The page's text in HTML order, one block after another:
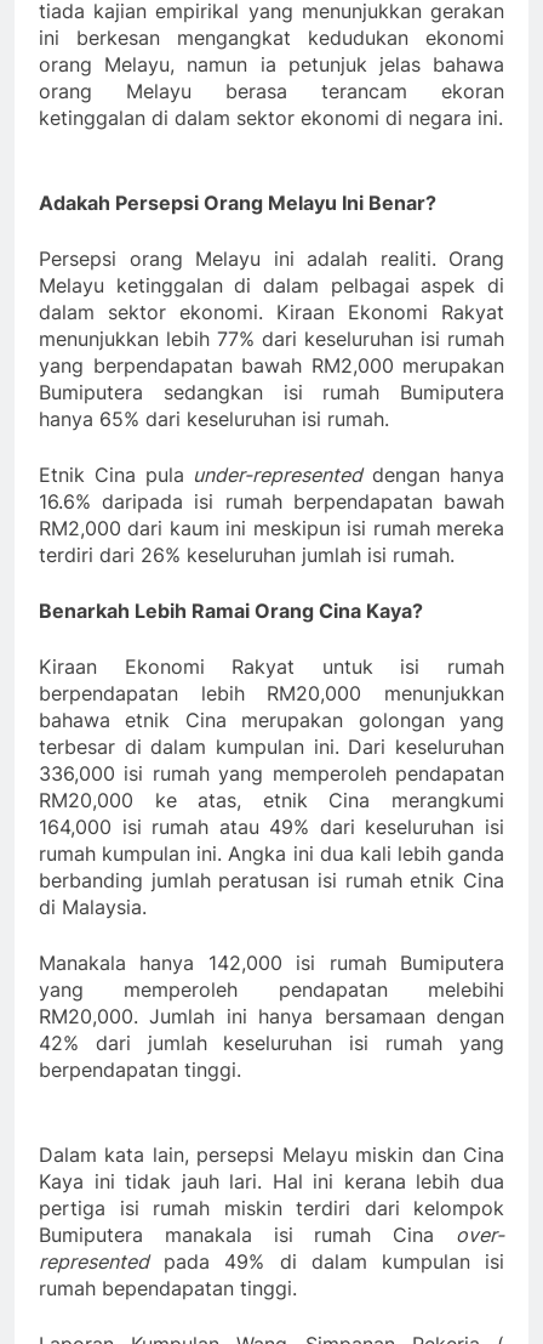
tiada kajian empirikal yang menunjukkan gerakan
ini berkesan mengangkat kedudukan ekonomi
orang Melayu, namun ia petunjuk jelas bahawa
orang Melayu berasa terancam ekoran
ketinggalan di dalam sektor ekonomi di negara ini.
Adakah Persepsi Orang Melayu Ini Benar?
Persepsi orang Melayu ini adalah realiti. Orang
Melayu ketinggalan di dalam pelbagai aspek di
dalam sektor ekonomi. Kiraan Ekonomi Rakyat
menunjukkan lebih 77% dari keseluruhan isi rumah
yang berpendapatan bawah RM2,000 merupakan
Bumiputera sedangkan isi rumah Bumiputera
hanya 65% dari keseluruhan isi rumah.
Etnik Cina pula under-representeddengan hanya
16.6% daripada isi rumah berpendapatan bawah
RM2,000 dari kaum ini meskipun isi rumah mereka
terdiri dari 26% keseluruhan jumlah isi rumah.
Benarkah Lebih Ramai Orang Cina Kaya?
Kiraan Ekonomi Rakyat untuk isi rumah
berpendapatan lebih RM20,000 menunjukkan
bahawa etnik Cina merupakan golongan yang
terbesar di dalam kumpulan ini. Dari keseluruhan
336,000 isi rumah yang memperoleh pendapatan
RM20,000 ke atas, etnik Cina merangkumi
164,000 isi rumah atau 49% dari keseluruhan isi
rumah kumpulan ini. Angka ini dua kali lebih ganda
berbanding jumlah peratusan isi rumah etnik Cina
di Malaysia.
Manakala hanya 142,000 isi rumah Bumiputera
yang memperoleh pendapatan melebihi
RM20,000. Jumlah ini hanya bersamaan dengan
42% dari jumlah keseluruhan isi rumah yang
berpendapatan tinggi.
Dalam kata lain, persepsi Melayu miskin dan Cina
Kaya ini tidak jauh lari. Hal ini kerana lebih dua
pertiga isi rumah miskin terdiri dari kelompok
Bumiputera manakala isi rumah Cina over-
representedpada 49% di dalam kumpulan isi
rumah bependapatan tinggi.